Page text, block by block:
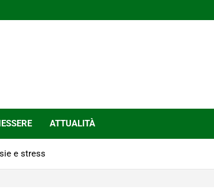
ATTUALITÀ
e stress